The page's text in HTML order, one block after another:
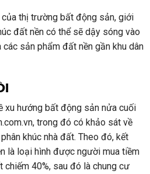
thị trường bất động sản, giới
đất nền có thể sẽ dậy sóng vào
sản phẩm đất nền gần khu dân
xu hướng bất động sản nửa cuối
trong đó có khảo sát về
khúc nhà đất. Theo đó, kết
là loại hình được người mua tiềm
chiếm 40%, sau đó là chung cư